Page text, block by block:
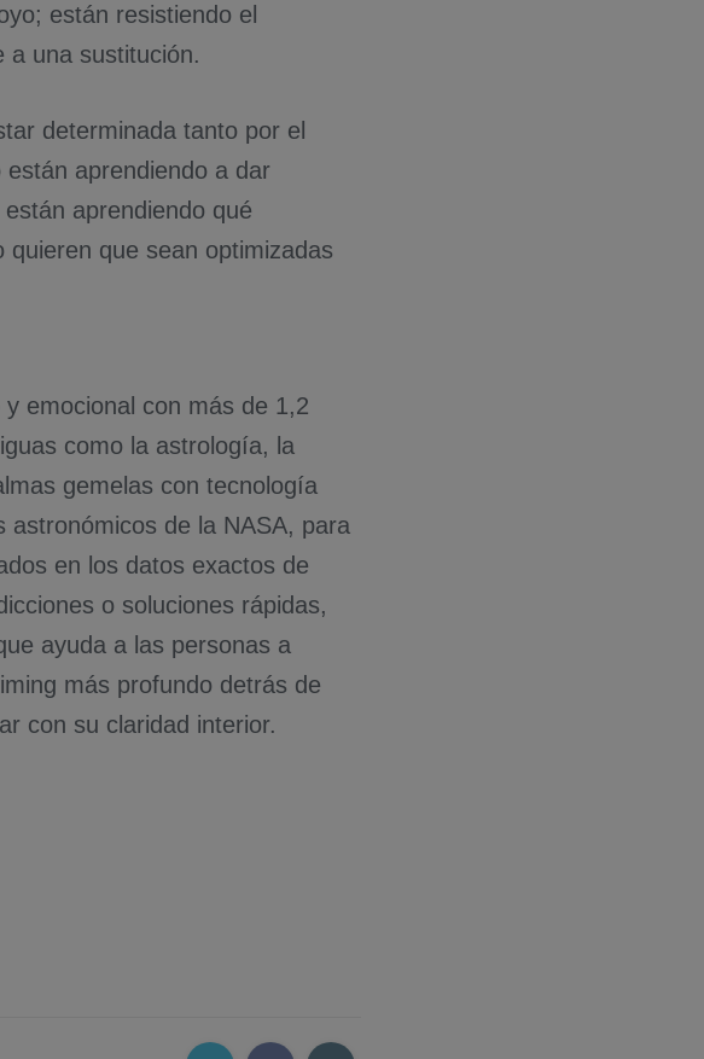
están resistiendo el
a una sustitución.
determinada tanto por el
aprendiendo a dar
aprendiendo qué
que sean optimizadas
emocional con más de 1,2
como la astrología, la
gemelas con tecnología
astronómicos de la NASA, para
en los datos exactos de
o soluciones rápidas,
ayuda a las personas a
más profundo detrás de
con su claridad interior.